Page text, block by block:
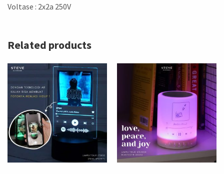
Voltase : 2x2a 250V
Related products